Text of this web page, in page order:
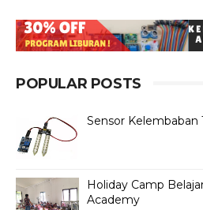
POPULAR POSTS
Sensor Kelembaban
Holiday Camp
Academy